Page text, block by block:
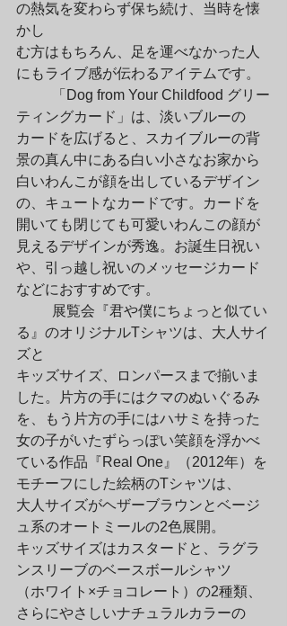
の熱気を変わらず保ち続け、当時を懐
かし
む方はもちろん、足を運べなかった人
にもライブ感が伝わるアイテムです。
ティングカード」は、淡いブルーの
カードを広げると、スカイブルーの背
景の真ん中にある白い小さなお家から
白いわんこが顔を出しているデザイン
の、キュートなカードです。カードを
開いても閉じても可愛いわんこの顔が
見えるデザインが秀逸。お誕生日祝い
や、引っ越し祝いのメッセージカード
などにおすすめです。
る』のオリジナルTシャツは、大人サイ
ズと
キッズサイズ、ロンパースまで揃いま
した。片方の手にはクマのぬいぐるみ
を、もう片方の手にはハサミを持った
女の子がいたずらっぽい笑顔を浮かべ
ている作品『Real One』（2012年）を
モチーフにした絵柄のTシャツは、
大人サイズがヘザーブラウンとベージ
ュ系のオートミールの2色展開。
キッズサイズはカスタードと、ラグラ
ンスリーブのベースボールシャツ
（ホワイト×チョコレート）の2種類、
さらにやさしいナチュラルカラーの